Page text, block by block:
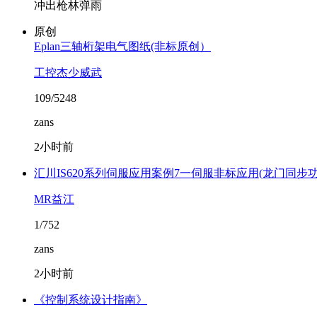
冲出枪林弹雨
原创
Eplan三轴桁架电气图纸(非标原创）
工控杰少威武
109/5248
zans
2小时前
汇川IS620系列伺服应用案例7一伺服非标应用(龙门同步
MR益江
1/752
zans
2小时前
《控制系统设计指南》